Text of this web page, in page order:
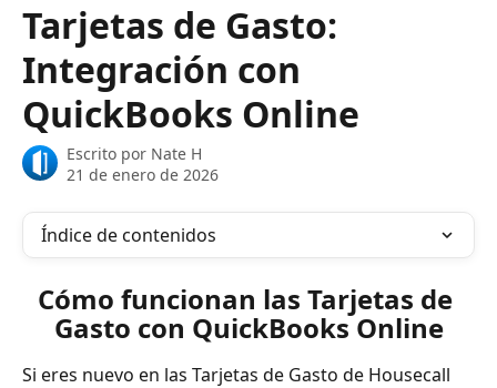
Tarjetas de Gasto:
Integración con
QuickBooks Online
Escrito por Nate H
21 de enero de 2026
Índice de contenidos
Cómo funcionan las Tarjetas de
Gasto con QuickBooks Online
Si eres nuevo en las Tarjetas de Gasto de Housecall